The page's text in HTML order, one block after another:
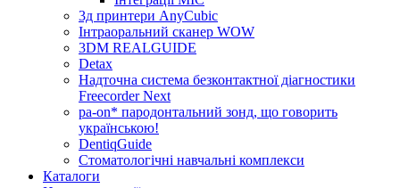
3д принтери AnyCubic
Інтраоральний сканер WOW
3DM REALGUIDE
Detax
Надточна система безконтактної діагностики
Freecorder Next
pa-on* пародонтальний зонд, що говорить
українською!
DentiqGuide
Стоматологічні навчальні комплекси
Каталоги